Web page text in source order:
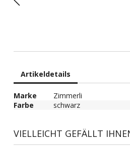
Artikeldetails
Marke
Zimmerli
Farbe
schwarz
VIELLEICHT GEFÄLLT